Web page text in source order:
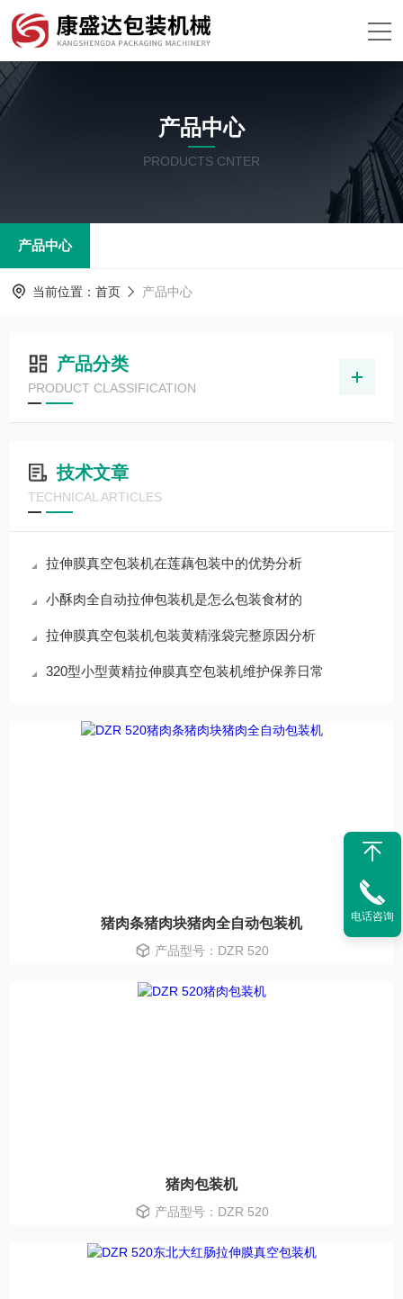
产品中心
PRODUCTS CNTER
产品中心
当前位置： 首页 产品中心
产品分类
PRODUCT CLASSIFICATION
技术文章
TECHNICAL ARTICLES
拉伸膜真空包装机在莲藕包装中的优势分析
小酥肉全自动拉伸包装机是怎么包装食材的
拉伸膜真空包装机包装黄精涨袋完整原因分析
320型小型黄精拉伸膜真空包装机维护保养日常
猪肉条猪肉块猪肉全自动包装机
产品型号：DZR 520
猪肉包装机
产品型号：DZR 520
电话咨询